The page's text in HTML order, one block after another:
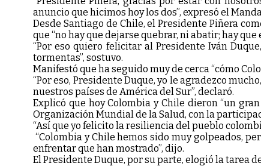
anuncio que hicimos hoy los dos”, expresó el
Desde Santiago de Chile, el Presidente Piñera
que “no hay que dejarse quebrar, ni abatir; hay
“Por eso quiero felicitar al Presidente Iván
tormentas”, sostuvo.
Manifestó que ha seguido muy de cerca “cómo
“Por eso, Presidente Duque, yo le agradezco
nuestros países de América del Sur”, declaró.
Explicó que hoy Colombia y Chile dieron “un
Organización Mundial de la Salud, con la
“Así que yo felicito la resiliencia del pueblo
“Colombia y Chile hemos sido muy golpeados,
enfrentar que han mostrado”, dijo.
El Presidente Duque, por su parte, elogió la tarea